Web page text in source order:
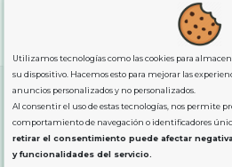
para compras
exclusiva para la peninsula.
SOBRE NOSOTROS
Utilizamos tecnologías como las cookies para
su dispositivo. Hacemos esto para mejorar las
anuncios personalizados y no personalizados.
Al consentir el uso de estas tecnologías, nos permite
comportamiento de navegación o identificadores
retirar el consentimiento puede afectar
y funcionalidades del servicio.